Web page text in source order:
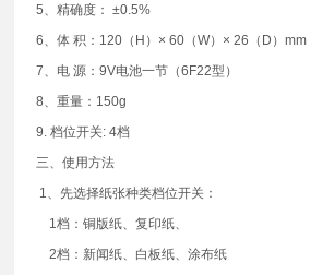
5、精确度： ±0.5%
6、体 积：120（H）× 60（W）× 26（D）mm
7、电 源：9V电池一节（6F22型）
8、重量：150g
9. 档位开关: 4档
三、使用方法
1、先选择纸张种类档位开关：
1档：铜版纸、复印纸、
2档：新闻纸、白板纸、涂布纸